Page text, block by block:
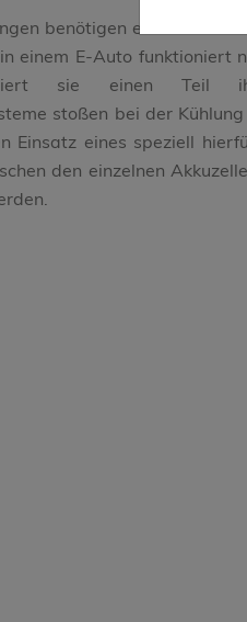
benötigen ein
einem E-Auto funktioniert
sie einen Teil ihrer
stoßen bei der
Einsatz eines speziell
den einzelnen